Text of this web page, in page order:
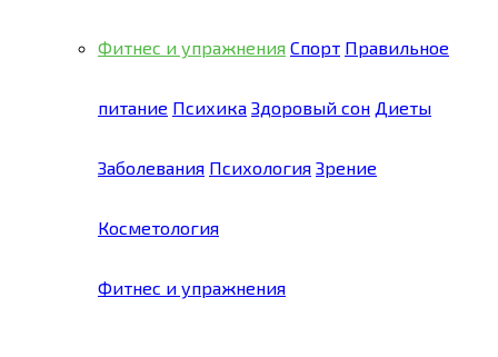
Фитнес и упражнения Спорт Правильное
питание Психика Здоровый сон Диеты
Заболевания Психология Зрение
Косметология
Фитнес и упражнения